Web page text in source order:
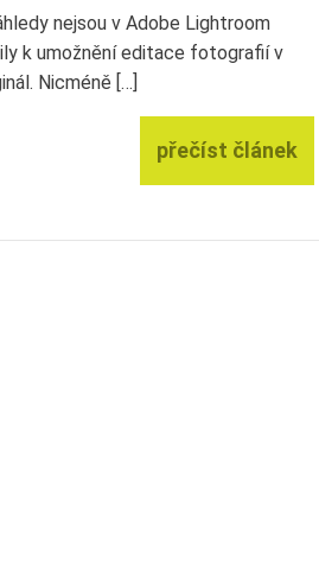
nejsou v Adobe Lightroom
k umožnění editace fotografií v
Nicméně […]
přečíst článek